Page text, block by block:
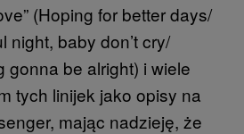
(Hoping for better days/
night, baby don’t cry/
gonna be alright) i wiele
tych linijek jako opisy na
mając nadzieję, że